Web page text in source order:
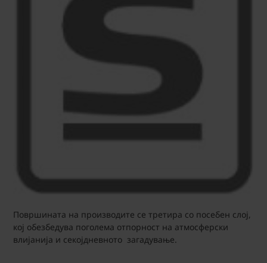
Површината на производите се третира со посебен слој,
кој обезбедува поголема отпорност на атмосферски
влијанија и секојдневното загадување.